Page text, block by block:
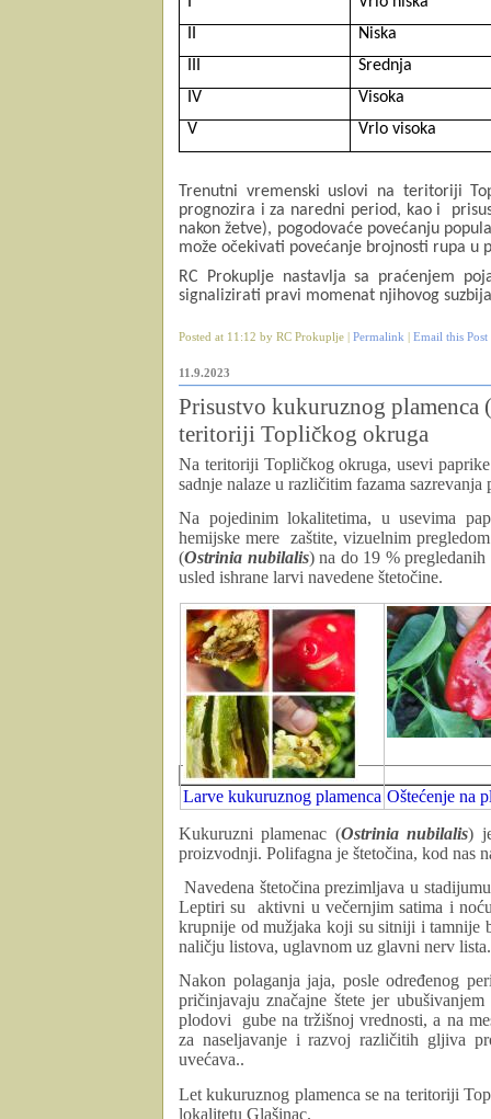
Niska
Srednja
IV
Visoka
V
Vrlo visoka
Trenutni vremenski uslovi na teritoriji
prognozira i za naredni period, kao i
nakon žetve), pogodovaće povećanju
može očekivati povećanje brojnosti rupa u
RC Prokuplje nastavlja sa praćenjem
signalizirati pravi momenat njihovog
Posted at 11:12 by RC Prokuplje | Permalink Email this Post
11.9.2023
Prisustvo kukuruznog
teritoriji Topličkog okruga
Na teritoriji Topličkog okruga, usevi paprike
sadnje nalaze u različitim fazama
Na pojedinim lokalitetima, u usevima
hemijske mere zaštite, vizuelnim pregledom
(Ostrinia nubilalis) na do 19 %
usled ishrane larvi navedene štetočine.
Larve kukuruznog plamenca Oštećenje na
Kukuruzni plamenac (Ostrinia nubilalis)
proizvodnji. Polifagna je štetočina, kod nas
Navedena štetočina prezimljava u
Leptiri su
aktivni u večernjim satima i
krupnije od mužjaka koji su sitniji i tamnije
naličju listova, uglavnom uz glavni nerv lista.
Nakon polaganja jaja, posle određenog
pričinjavaju značajne štete jer
plodovi
gube na tržišnoj vrednosti, a na
za naseljavanje i razvoj različitih gljiva
uvećava..
Let kukuruznog plamenca se na teritoriji
lokalitetu Glašinac.